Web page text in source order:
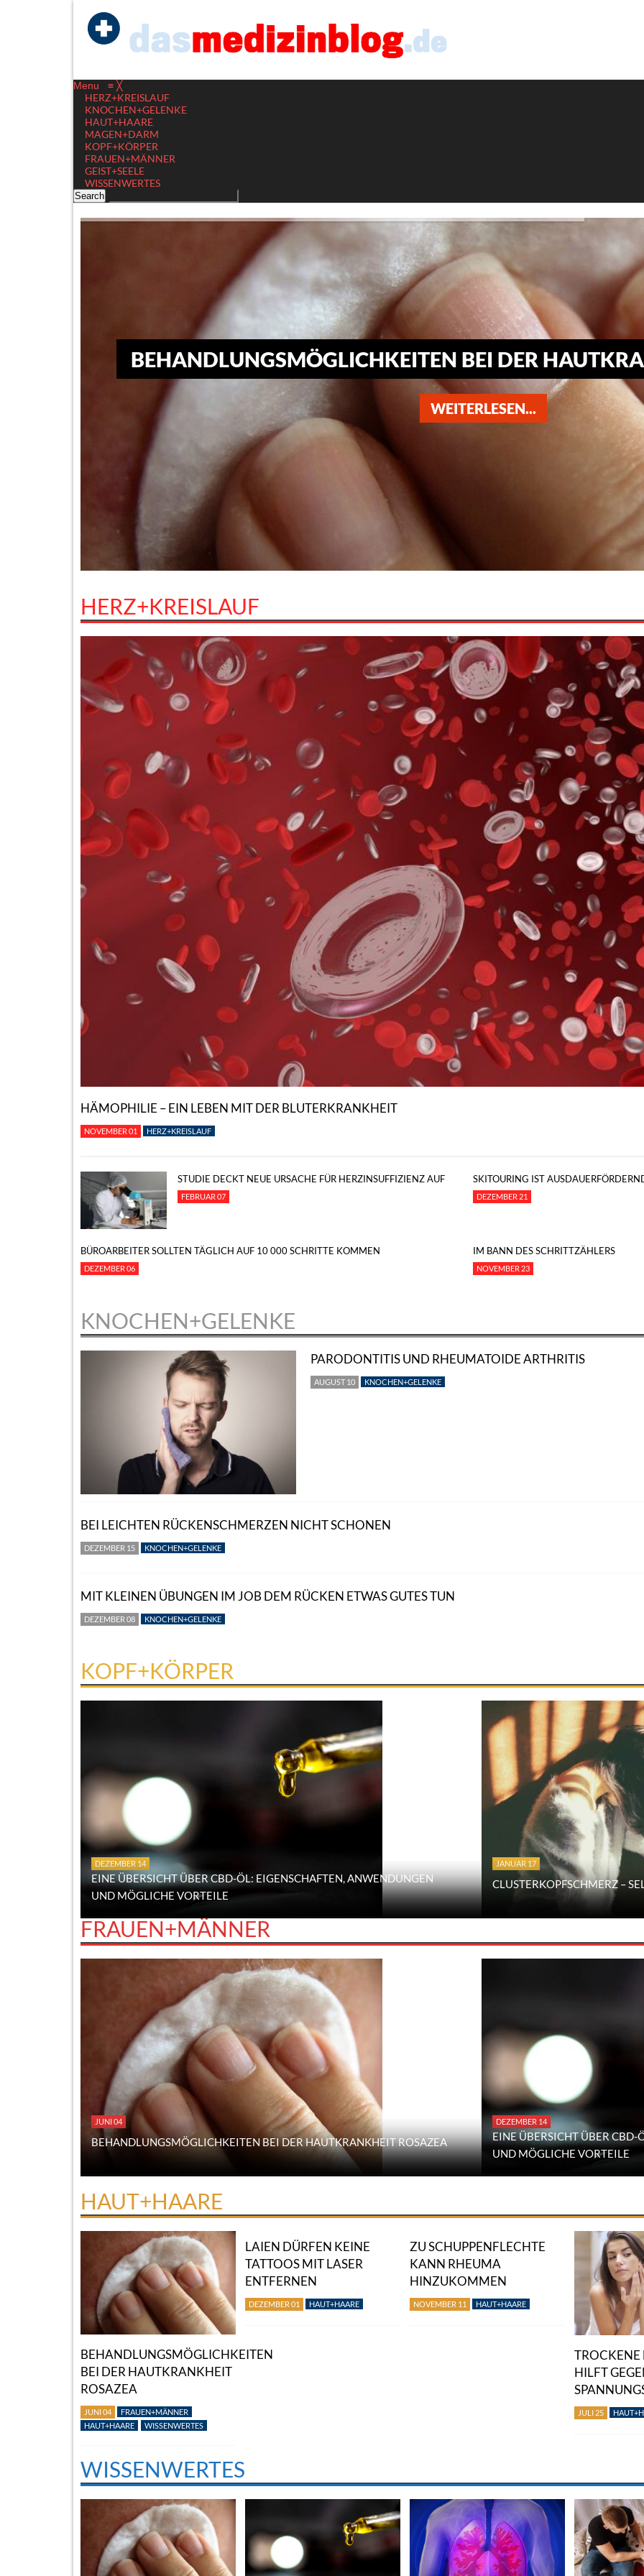
Menu ≡ ╳
HERZ+KREISLAUF
KNOCHEN+GELENKE
HAUT+HAARE
MAGEN+DARM
KOPF+KÖRPER
FRAUEN+MÄNNER
GEIST+SEELE
WISSENWERTES
BEHANDLUNGSMÖGLICHKEITEN BEI DER
WEITERLESEN...
HERZ+KREISLAUF
HÄMOPHILIE – EIN LEBEN MIT DER BLUTERKRANKHEIT
NOVEMBER 01 HERZ+KREISLAUF
STUDIE DECKT NEUE URSACHE FÜR HERZINSUFFIZIENZ AUF
FEBRUAR 07
SKITOURING IST
DEZEMBER 21
BÜROARBEITER SOLLTEN TÄGLICH AUF 10 000 SCHRITTE KOMMEN
DEZEMBER 06
IM BANN DES SCHRITTZÄHLERS
NOVEMBER 23
KNOCHEN+GELENKE
PARODONTITIS UND RHEUMATOIDE ARTHRITIS
AUGUST 10 KNOCHEN+GELENKE
BEI LEICHTEN RÜCKENSCHMERZEN NICHT SCHONEN
DEZEMBER 15 KNOCHEN+GELENKE
MIT KLEINEN ÜBUNGEN IM JOB DEM RÜCKEN ETWAS GUTES TUN
DEZEMBER 08 KNOCHEN+GELENKE
KOPF+KÖRPER
DEZEMBER 14
EINE ÜBERSICHT ÜBER CBD-ÖL: EIGENSCHAFTEN, ANWENDUNGEN
UND MÖGLICHE VORTEILE
JANUAR 17
CLUSTERKOPFSCHMERZ –
FRAUEN+MÄNNER
JUNI 04
BEHANDLUNGSMÖGLICHKEITEN BEI DER HAUTKRANKHEIT ROSAZEA
DEZEMBER 14
EINE ÜBERSICHT ÜBER
UND MÖGLICHE VORTEILE
HAUT+HAARE
BEHANDLUNGSMÖGLICHKEITEN
BEI DER HAUTKRANKHEIT
ROSAZEA
JUNI 04
FRAUEN+MÄNNER
HAUT+HAARE
WISSENWERTES
LAIEN DÜRFEN KEINE
TATTOOS MIT LASER
ENTFERNEN
DEZEMBER 01 HAUT+HAARE
ZU SCHUPPENFLECHTE
KANN RHEUMA
HINZUKOMMEN
NOVEMBER 11 HAUT+HAARE
TROCKENE
HILFT
JULI 25
WISSENWERTES